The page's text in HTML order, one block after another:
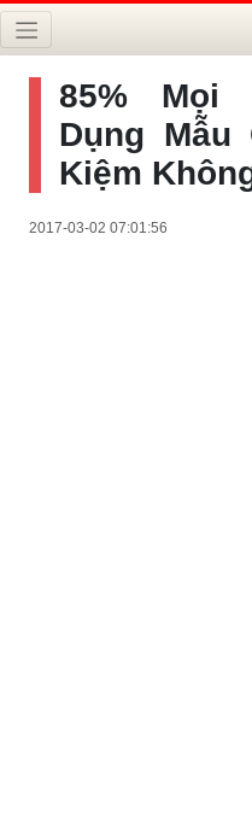
85%
Dụng Mẫu
Kiệm
2017-03-02 07:01:56